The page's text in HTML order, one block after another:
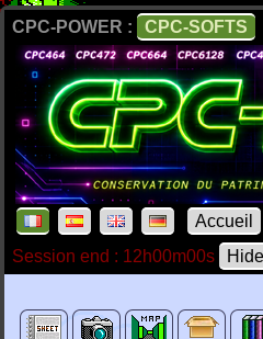
CPC-POWER : CPC-SOFTS
Accueil
Session end : 12h00m00s